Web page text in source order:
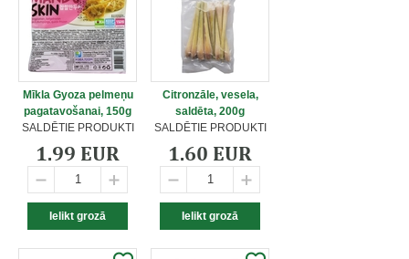
Mīkla Gyoza pelmeņu
pagatavošanai, 150g
SALDĒTIE PRODUKTI
1.99 EUR
Citronzāle, vesela,
saldēta, 200g
SALDĒTIE PRODUKTI
1.60 EUR